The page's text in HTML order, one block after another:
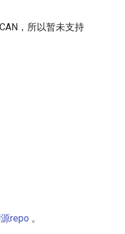
，所以暂未支持
repo 。